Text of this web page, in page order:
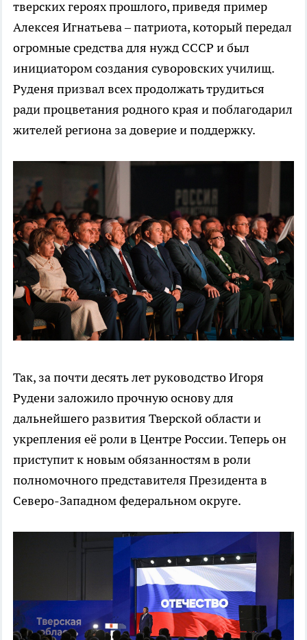
тверских героях прошлого, приведя пример
Алексея Игнатьева – патриота, который передал
огромные средства для нужд СССР и был
инициатором создания суворовских училищ.
Руденя призвал всех продолжать трудиться
ради процветания родного края и поблагодарил
жителей региона за доверие и поддержку.
Так, за почти десять лет руководство Игоря
Рудени заложило прочную основу для
дальнейшего развития Тверской области и
укрепления её роли в Центре России. Теперь он
приступит к новым обязанностям в роли
полномочного представителя Президента в
Северо-Западном федеральном округе.